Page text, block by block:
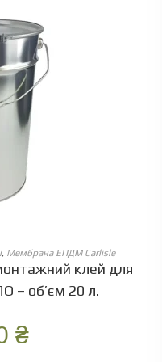
, Мембрана ЕПДМ Carlisle
клей для
– об’єм 20 л.
₴